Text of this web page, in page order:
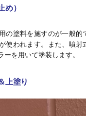
め）
の塗料を施すのが一般的
使われます。また、噴射
ーを用いて塗装します。
上塗り